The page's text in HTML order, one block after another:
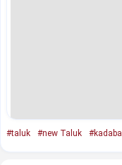
#taluk #new Taluk #kadaba